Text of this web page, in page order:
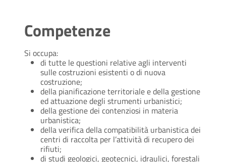
Competenze
Si occupa:
di tutte le questioni relative agli interventi
sulle costruzioni esistenti o di nuova
costruzione;
della pianificazione territoriale e della gestione
ed attuazione degli strumenti urbanistici;
della gestione dei contenziosi in materia
urbanistica;
della verifica della compatibilità urbanistica dei
centri di raccolta per l’attività di recupero dei
rifiuti;
di studi geologici, geotecnici, idraulici, forestali